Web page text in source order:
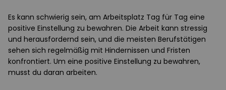
Es kann schwierig sein, am Arbeitsplatz Tag für Tag eine
positive Einstellung zu bewahren. Die Arbeit kann stressig
und herausfordernd sein, und die meisten Berufstätigen
sehen sich regelmäßig mit Hindernissen und Fristen
konfrontiert. Um eine positive Einstellung zu bewahren,
musst du daran arbeiten.